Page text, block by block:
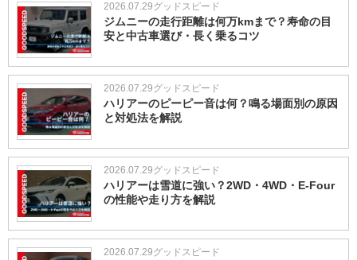
2026.07.29グッドスピード
ジムニーの走行距離は何万kmまで？寿命の目
安と中古車選び・長く乗るコツ
2026.07.29グッドスピード
ハリアーのピーピー音は何？鳴る場面別の原因
と対処法を解説
2026.07.29グッドスピード
ハリアーは雪道に強い？2WD・4WD・E-Four
の性能や走り方を解説
2026.07.29グッドスピード